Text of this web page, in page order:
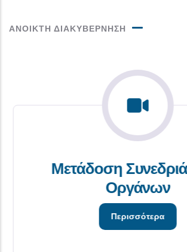
ΑΝΟΙΚΤΗ ΔΙΑΚΥΒΕΡΝΗΣΗ
Μετάδοση
Οργάνων
Περισσότερα